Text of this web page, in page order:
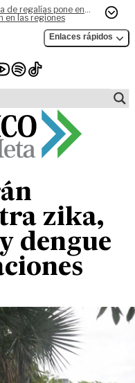
de regalías pone en
en las regiones
Enlaces rápidos
zika,
dengue